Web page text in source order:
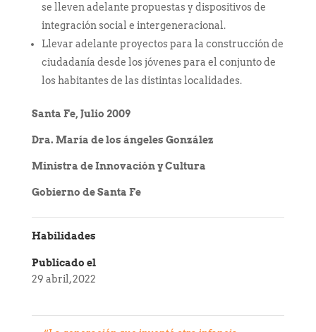
se lleven adelante propuestas y dispositivos de
integración social e intergeneracional.
Llevar adelante proyectos para la construcción de
ciudadanía desde los jóvenes para el conjunto de
los habitantes de las distintas localidades.
Santa Fe, Julio 2009
Dra. María de los ángeles González
Ministra de Innovación y Cultura
Gobierno de Santa Fe
Habilidades
Publicado el
29 abril, 2022